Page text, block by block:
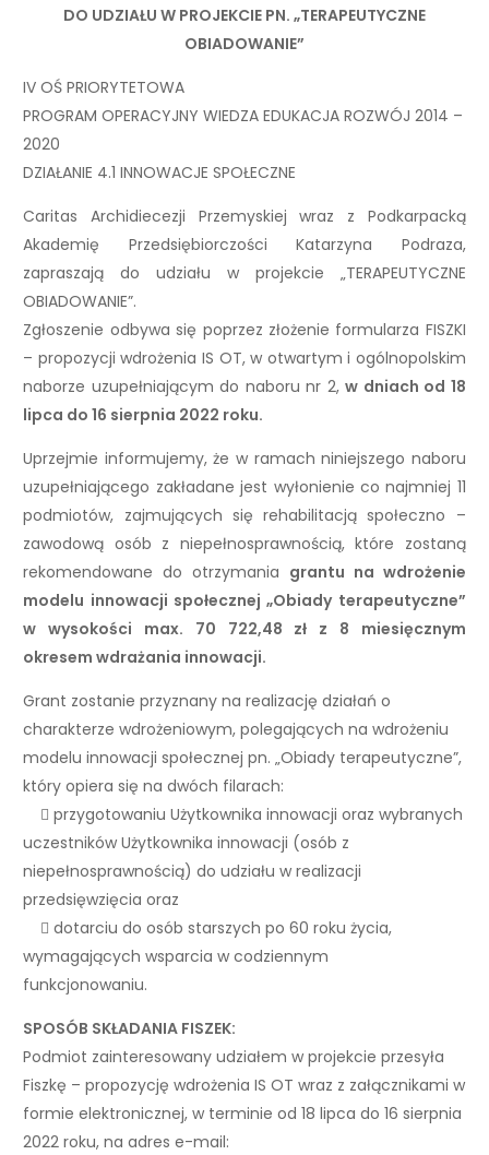
DO UDZIAŁU W PROJEKCIE PN. „TERAPEUTYCZNE
OBIADOWANIE”
IV OŚ PRIORYTETOWA
PROGRAM OPERACYJNY WIEDZA EDUKACJA ROZWÓJ 2014 –
2020
DZIAŁANIE 4.1 INNOWACJE SPOŁECZNE
Caritas Archidiecezji Przemyskiej wraz z Podkarpacką
Akademię Przedsiębiorczości Katarzyna Podraza,
zapraszają do udziału w projekcie „TERAPEUTYCZNE
OBIADOWANIE”.
Zgłoszenie odbywa się poprzez złożenie formularza FISZKI
– propozycji wdrożenia IS OT, w otwartym i ogólnopolskim
naborze uzupełniającym do naboru nr 2,w dniach od 18
lipca do 16 sierpnia 2022 roku.
Uprzejmie informujemy, że w ramach niniejszego naboru
uzupełniającego zakładane jest wyłonienie co najmniej 11
podmiotów, zajmujących się rehabilitacją społeczno –
zawodową osób z niepełnosprawnością, które zostaną
rekomendowane do otrzymania grantu na wdrożenie
modelu innowacji społecznej „Obiady terapeutyczne”
w wysokości max. 70 722,48 zł z 8 miesięcznym
okresem wdrażania innowacji.
Grant zostanie przyznany na realizację działań o
charakterze wdrożeniowym, polegających na wdrożeniu
modelu innowacji społecznej pn. „Obiady terapeutyczne”,
który opiera się na dwóch filarach:
 przygotowaniu Użytkownika innowacji oraz wybranych
uczestników Użytkownika innowacji (osób z
niepełnosprawnością) do udziału w realizacji
przedsięwzięcia oraz
 dotarciu do osób starszych po 60 roku życia,
wymagających wsparcia w codziennym
funkcjonowaniu.
SPOSÓB SKŁADANIA FISZEK:
Podmiot zainteresowany udziałem w projekcie przesyła
Fiszkę – propozycję wdrożenia IS OT wraz z załącznikami w
formie elektronicznej, w terminie od 18 lipca do 16 sierpnia
2022 roku, na adres e-mail: